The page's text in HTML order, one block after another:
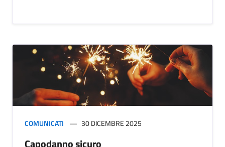
COMUNICATI 30 DICEMBRE 2025